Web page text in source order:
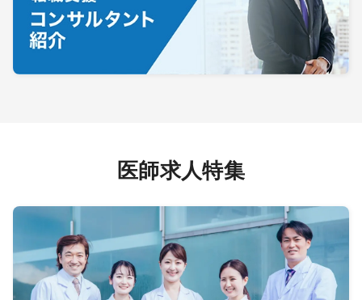
医師求人特集